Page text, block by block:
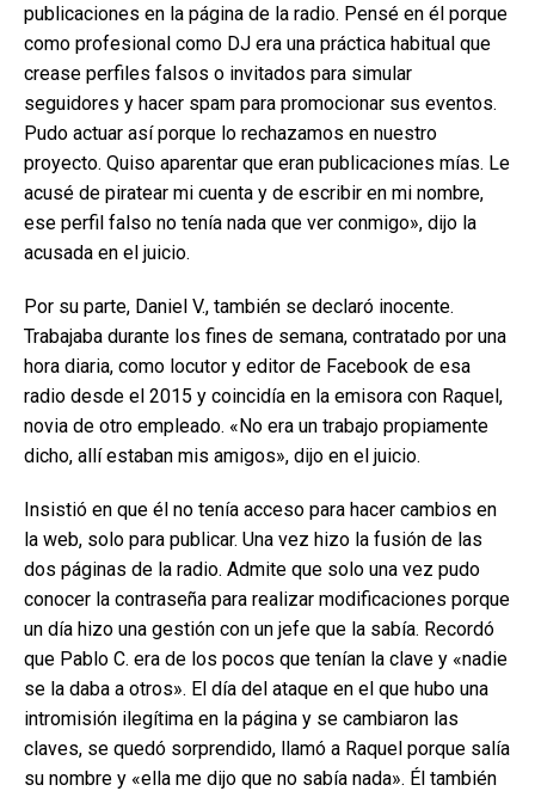
publicaciones en la página de la radio. Pensé en él porque
como profesional como DJ era una práctica habitual que
crease perfiles falsos o invitados para simular
seguidores y hacer spam para promocionar sus eventos.
Pudo actuar así porque lo rechazamos en nuestro
proyecto. Quiso aparentar que eran publicaciones mías. Le
acusé de piratear mi cuenta y de escribir en mi nombre,
ese perfil falso no tenía nada que ver conmigo», dijo la
acusada en el juicio.
Por su parte, Daniel V., también se declaró inocente.
Trabajaba durante los fines de semana, contratado por una
hora diaria, como locutor y editor de Facebook de esa
radio desde el 2015 y coincidía en la emisora con Raquel,
novia de otro empleado. «No era un trabajo propiamente
dicho, allí estaban mis amigos», dijo en el juicio.
Insistió en que él no tenía acceso para hacer cambios en
la web, solo para publicar. Una vez hizo la fusión de las
dos páginas de la radio. Admite que solo una vez pudo
conocer la contraseña para realizar modificaciones porque
un día hizo una gestión con un jefe que la sabía. Recordó
que Pablo C. era de los pocos que tenían la clave y «nadie
se la daba a otros». El día del ataque en el que hubo una
intromisión ilegítima en la página y se cambiaron las
claves, se quedó sorprendido, llamó a Raquel porque salía
su nombre y «ella me dijo que no sabía nada». Él también